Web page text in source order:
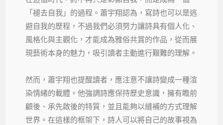
「褪去自我」的過程。蕭宇翔認為，寫詩也可以是逃
避自我的歷程，不過我們必須努力讓詩具有個人化、
風格化與主觀化，才能成為雅俗共賞的作品，從而展
現藝術本身的魅力，吸引讀者主動進行艱難的理解。
然而，蕭宇翔也提醒讀者，應注意不讓詩變成一種渲
染情緒的載體。他強調詩應保持歷史意識，擁有瞻前
顧後、承先啟後的特質，並且能夠以縫補的方式理解
世界。在這樣的框架下，詩人可以將自己的故事視為